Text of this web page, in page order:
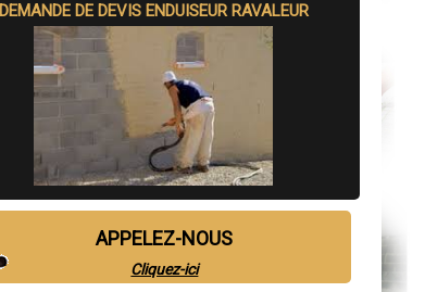
DEMANDE DE DEVIS ENDUISEUR RAVALEUR
APPELEZ-NOUS
Cliquez-ici